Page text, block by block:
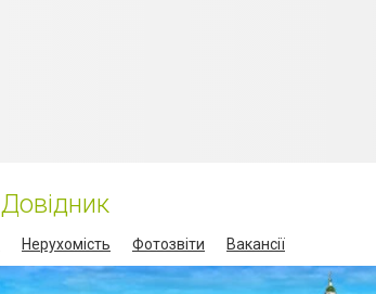
Довідник
Нерухомість Фотозвіти Вакансії